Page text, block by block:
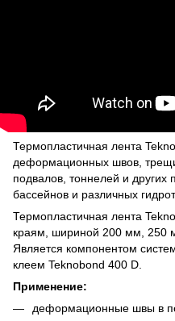
Термопластичная лента
деформационных швов,
подвалов, тоннелей и других
бассейнов и различных
Термопластичная лента
краям, шириной 200 мм, 250
Является компонентом
клеем Teknobond 400 D.
Применение:
деформационные швы в